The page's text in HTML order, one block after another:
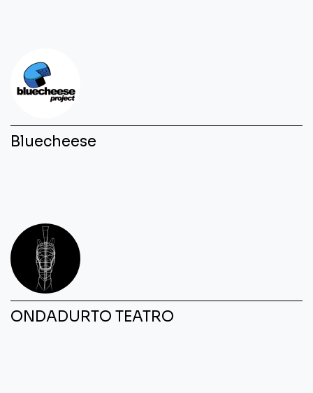
Bluecheese
ONDADURTO TEATRO